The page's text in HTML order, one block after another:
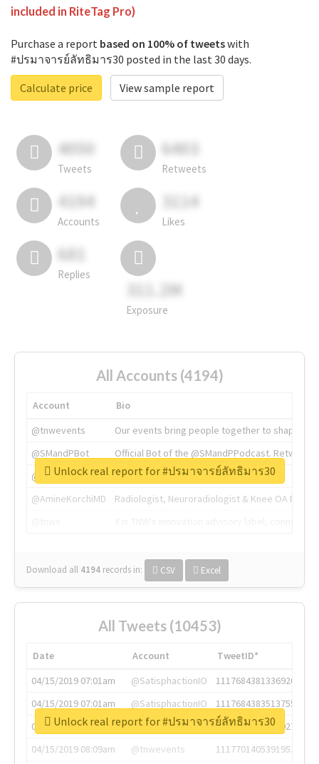
included in RiteTag Pro)
Purchase a report based on 100% of tweetswith
#ปรมาจารย์ลัทธิมาร30 posted in the last 30 days.
Calculate price
View sample report
4050
Tweets
6403
Retweets
4194
Accounts
3114
Likes
681
Replies
311.2M
Exposure
All Accounts (4194)
Account
Bio
@tnwevents
Our events bring people together to shape the
@SMandPBot
Official Bot of the @SMandPPodcast.
@thenextweb
The heart of tech.
@AmineKorchiMD
Radiologist, Neuroradiologist & Knee OA
Download all 4194 records in: CSV Excel
Unlock real report for #ปรมาจารย์ลัทธิมาร30
All Tweets (10453)
Date Account
TweetID*
04/15/2019 07:01am
@SatisphactionIO
1117684381336920064
04/15/2019 07:01am
@SatisphactionIO
1117684383513755649
04/15/2019 07:03am
@annaercilla
1117684805876027392
04/15/2019 08:09am
@tnwevents
1117701405391953920
Unlock real report for #ปรมาจารย์ลัทธิมาร30